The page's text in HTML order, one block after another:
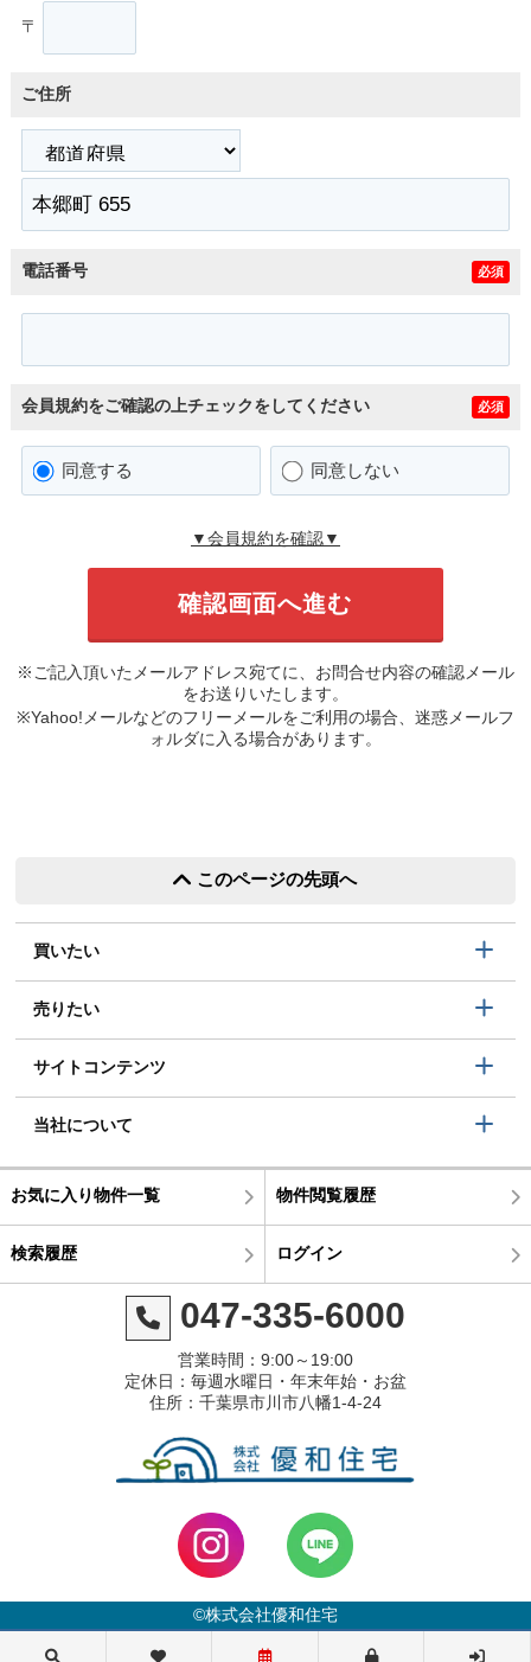
〒
ご住所
電話番号 必須
会員規約をご確認の上チェックをしてください 必須
同意する 同意しない
▼会員規約を確認▼
※ご記入頂いたメールアドレス宛てに、お問合せ内容の確認メール
をお送りいたします。
※Yahoo!メールなどのフリーメールをご利用の場合、迷惑メールフ
ォルダに入る場合があります。
このページの先頭へ
買いたい
売りたい
サイトコンテンツ
当社について
お気に入り物件一覧 物件閲覧履歴
検索履歴 ログイン
047-335-6000
営業時間：9:00～19:00
定休日：毎週水曜日・年末年始・お盆
住所：千葉県市川市八幡1-4-24
©株式会社優和住宅